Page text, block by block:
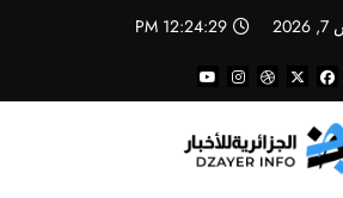
12:24:29 PM